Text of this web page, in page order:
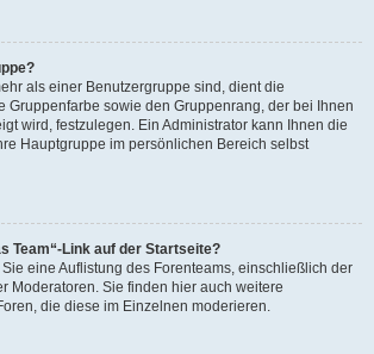
als einer Benutzergruppe sind, dient die
Gruppenfarbe sowie den Gruppenrang, der bei Ihnen
wird, festzulegen. Ein Administrator kann Ihnen die
Hauptgruppe im persönlichen Bereich selbst
Team“-Link auf der Startseite?
eine Auflistung des Forenteams, einschließlich der
Moderatoren. Sie finden hier auch weitere
die diese im Einzelnen moderieren.